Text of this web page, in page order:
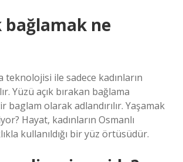
bağlamak ne
teknolojisi ile sadece kadınların
Yüzü açık bırakan bağlama
baglam olarak adlandırılır. Yaşamak
Hayat, kadınların Osmanlı
kullanıldığı bir yüz örtüsüdür.